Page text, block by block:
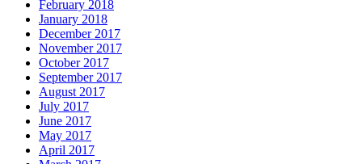
February 2018
January 2018
December 2017
November 2017
October 2017
September 2017
August 2017
July 2017
June 2017
May 2017
April 2017